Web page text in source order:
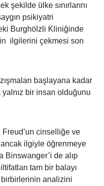
şekilde ülke sınırlarını
psikiyatri
Burghölzli Kliniğinde
ilgilerini çekmesi son
başlayana kadar
yalnız bir insan olduğunu
Freud’un cinselliğe ve
ilgiyle öğrenmeye
Binswanger’i de alıp
tam bir balayı
birbirlerinin analizini